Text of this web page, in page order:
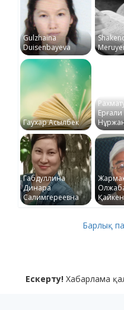
Gulzhaina
Duisenbayeva
Гаухар Асылбек
Ерғали
Габдуллина
Динара
Салимгереевна
Барлық
Ескерту! Хабарлама